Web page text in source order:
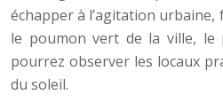
échapper à l’agitation urbaine,
le poumon vert de la ville, le
pourrez observer les locaux
du soleil.